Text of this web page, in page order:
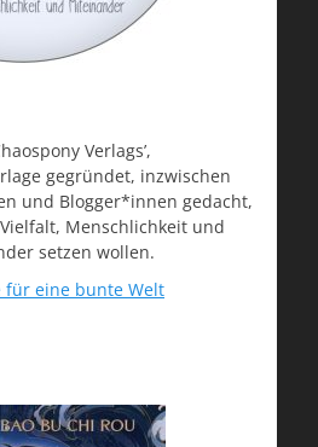
Verlags’,
gegründet, inzwischen
und Blogger*innen gedacht,
Menschlichkeit und
setzen wollen.
für eine bunte Welt